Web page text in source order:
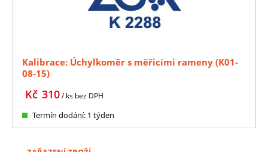
Kalibrace: Úchylkoměr s měřicími rameny (K01-
08-15)
310
Kč / ks bez DPH
Termín dodání: 1 týden